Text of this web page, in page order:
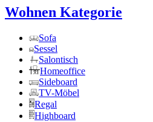
Wohnen Kategorie
Sofa
Sessel
Salontisch
Homeoffice
Sideboard
TV-Möbel
Regal
Highboard